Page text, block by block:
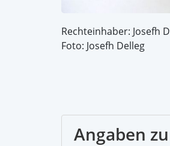
Rechteinhaber: Josefh
Foto: Josefh Delleg
Angaben